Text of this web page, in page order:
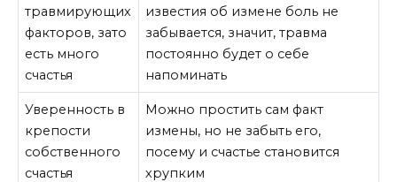
травмирующих
факторов, зато
есть много
счастья
известия об измене боль не
забывается, значит, травма
постоянно будет о себе
напоминать
Уверенность в
крепости
собственного
счастья
Можно простить сам факт
измены, но не забыть его,
посему и счастье становится
хрупким